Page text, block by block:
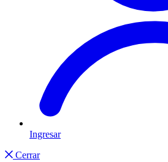
Ingresar
Cerrar